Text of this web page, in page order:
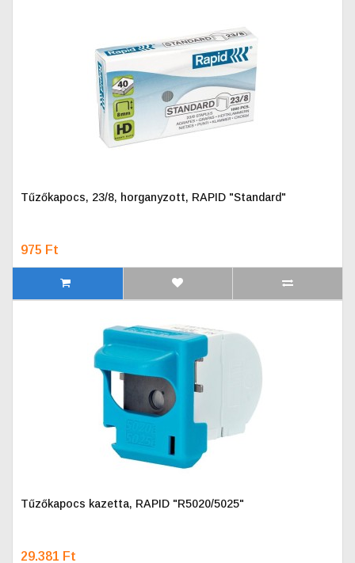
Tűzőkapocs, 23/8, horganyzott, RAPID "Standard"
975 Ft
Tűzőkapocs kazetta, RAPID "R5020/5025"
29.381 Ft